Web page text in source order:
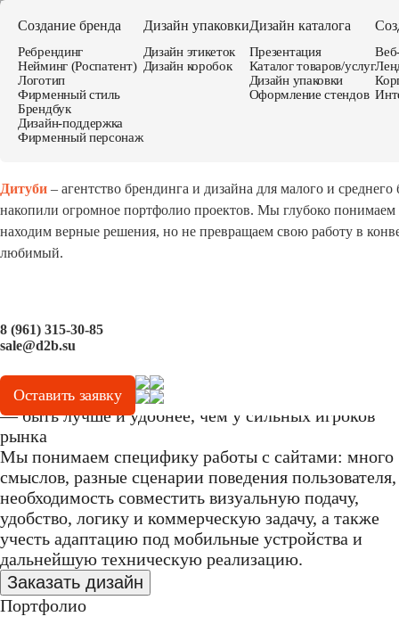
Создание бренда
Ребрендинг
Нейминг (Роспатент)
Логотип
Фирменный стиль
Брендбук
Дизайн-поддержка
Фирменный персонаж
Дизайн упаковки
Дизайн этикеток
Дизайн коробок
Дизайн каталога
Презентация
Каталог товаров/услуг
Дизайн упаковки
Оформление стендов
О насПортфолиоУслугиСтатьиКонтакты
О нас
Портфолио
Услуги
Статьи
Контакты
Дитуби – агентство брендинга и дизайна для малого и
накопили огромное портфолио проектов. Мы глубоко понимаем
находим верные решения, но не превращаем свою работу в
любимый.
8 (961) 315-30-85
sale@d2b.su
Оставить заявку
УслугиСоздание сайта
Создаём сайты и веб-приложения, чтобы ваш
бизнес выглядел
помогал превращать
создаём сайты так, чтобы они былине просто
красивыми, а удобными и рабочими:помогали
понятно презентовать компанию или продукт,
усиливали доверие, доносили ваши преимущества
компаний, производителей, брендов и услуг.
Мы понимаем, что сайт должен:
— отражать ваши преимущества
— структурировать информацию
— быть лучше и удобнее, чем у сильных игроков
рынка
Мы понимаем специфику работы с сайтами: много
смыслов, разные сценарии поведения пользователя,
необходимость совместить визуальную подачу,
удобство, логику и коммерческую задачу, а также
учесть адаптацию под мобильные устройства и
дальнейшую техническую реализацию.
Заказать дизайн
Портфолио